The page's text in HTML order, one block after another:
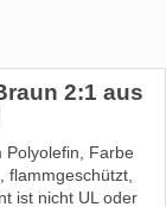
2:1 aus
Polyolefin, Farbe
flammgeschützt,
ist nicht UL oder